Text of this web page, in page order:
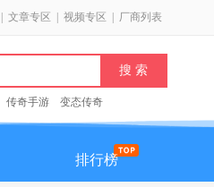
文章专区 视频专区 厂商列表
传奇手游 变态传奇
排行榜